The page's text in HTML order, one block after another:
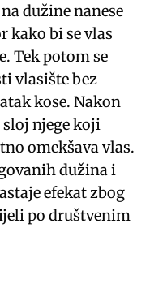
dužine nanese
kako bi se vlas
Tek potom se
vlasište bez
kose. Nakon
sloj njege koji
omekšava vlas.
dužina i
efekat zbog
po društvenim